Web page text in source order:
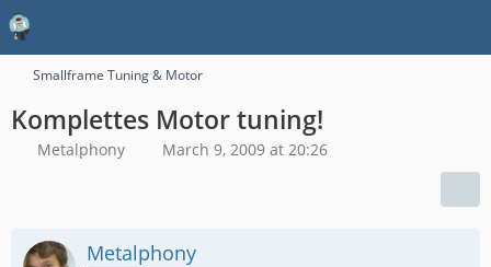
Smallframe Tuning & Motor
Komplettes Motor tuning!
Metalphony March 9, 2009 at 20:26
Metalphony